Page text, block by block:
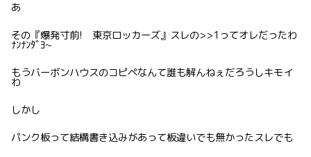
あ
その『爆発寸前! 東京ロッカーズ』スレの>>1ってオレだったわ
ﾅﾝﾅﾝﾀﾞﾖ~
もうバーボンハウスのコピペなんて誰も解んねぇだろうしキモイ
わ
しかし
パンク板って結構書き込みがあって板違いでも無かったスレでも